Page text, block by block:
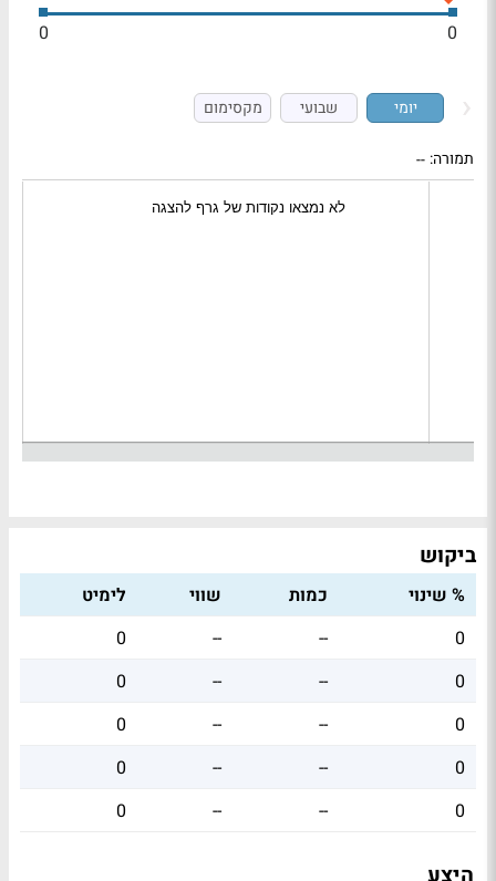
0
0
יומי שבועי מקסימום
תמורה: --
ביקוש
% שינוי כמות שווי
לימיט
0
--
--
0
0
--
--
0
0
--
--
0
0
--
--
0
0
--
--
0